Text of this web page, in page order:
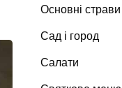
Основні страви
Сад і город
Салати